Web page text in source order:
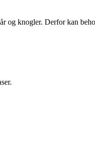
og knogler. Derfor kan